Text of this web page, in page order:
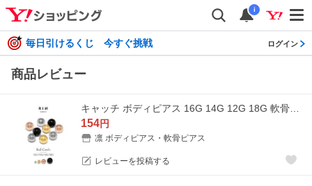
i
毎日引けるくじ 今すぐ挑戦 ログイン
商品レビュー
154円
凛 ボディピアス・軟骨ピアス
レビューを投稿する